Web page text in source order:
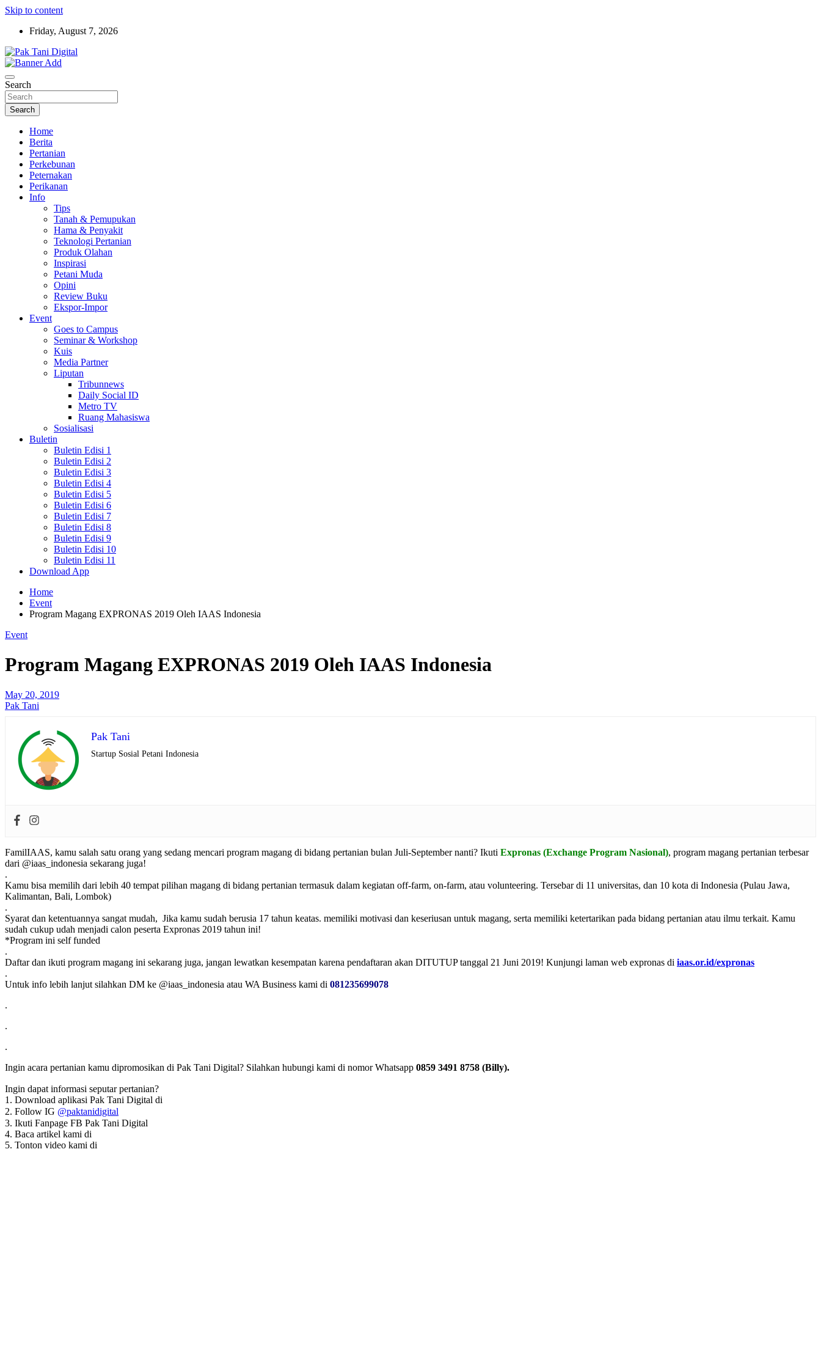
Skip to content
Friday, August 7, 2026
Pak Tani Digital
Search
Search
Home
Berita
Pertanian
Perkebunan
Peternakan
Perikanan
Info
Tips
Tanah & Pemupukan
Hama & Penyakit
Teknologi Pertanian
Produk Olahan
Inspirasi
Petani Muda
Opini
Review Buku
Ekspor-Impor
Event
Goes to Campus
Seminar & Workshop
Kuis
Media Partner
Liputan
Tribunnews
Daily Social ID
Metro TV
Ruang Mahasiswa
Sosialisasi
Buletin
Buletin Edisi 1
Buletin Edisi 2
Buletin Edisi 3
Buletin Edisi 4
Buletin Edisi 5
Buletin Edisi 6
Buletin Edisi 7
Buletin Edisi 8
Buletin Edisi 9
Buletin Edisi 10
Buletin Edisi 11
Download App
Home
Event
Program Magang EXPRONAS 2019 Oleh IAAS Indonesia
Event
Program Magang EXPRONAS 2019 Oleh IAAS Indonesia
May 20, 2019
Pak Tani
Pak Tani
Startup Sosial Petani Indonesia
FamilIAAS, kamu salah satu orang yang sedang mencari program magang di bidang pertanian bulan Juli-September nanti? Ikuti Expronas (Exchange Program Nasional), program magang pertanian terbesar
dari @iaas_indonesia sekarang juga!
.
Kamu bisa memilih dari lebih 40 tempat pilihan magang di bidang pertanian termasuk dalam kegiatan off-farm, on-farm, atau volunteering. Tersebar di 11 universitas, dan 10 kota di Indonesia (Pulau Jawa,
Kalimantan, Bali, Lombok)
.
Syarat dan ketentuannya sangat mudah, Jika kamu sudah berusia 17 tahun keatas. memiliki motivasi dan keseriusan untuk magang, serta memiliki ketertarikan pada bidang pertanian atau ilmu terkait. Kamu
sudah cukup udah menjadi calon peserta Expronas 2019 tahun ini!
*Program ini self funded
.
Daftar dan ikuti program magang ini sekarang juga, jangan lewatkan kesempatan karena pendaftaran akan DITUTUP tanggal 21 Juni 2019! Kunjungi laman web expronas di iaas.or.id/expronas
.
Untuk info lebih lanjut silahkan DM ke @iaas_indonesia atau WA Business kami di 081235699078
.
.
.
Ingin acara pertanian kamu dipromosikan di Pak Tani Digital? Silahkan hubungi kami di nomor Whatsapp 0859 3491 8758 (Billy).
Ingin dapat informasi seputar pertanian?⠀
1. Download aplikasi Pak Tani Digital di
2. Follow IG @paktanidigital
3. Ikuti Fanpage FB Pak Tani Digital⠀
4. Baca artikel kami di
5. Tonton video kami di